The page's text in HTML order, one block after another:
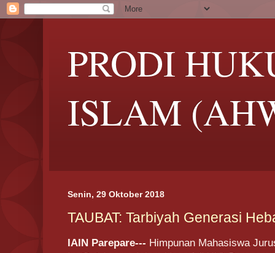
PRODI
ISLAM
Senin, 29 Oktober 2018
TAUBAT: Tarbiyah Generasi
IAIN Parepare--- Himpunan Mahasiswa